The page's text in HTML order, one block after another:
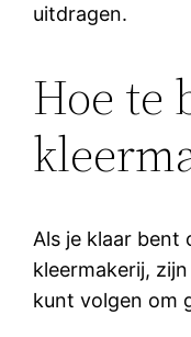
uitdragen.
Hoe te
Als je klaar bent
kleermakerij,
kunt volgen om